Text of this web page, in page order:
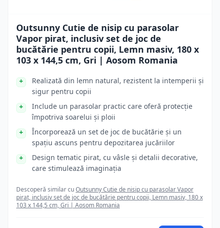
Outsunny Cutie de nisip cu parasolar
Vapor pirat, inclusiv set de joc de
bucătărie pentru copii, Lemn masiv, 180 x
103 x 144,5 cm, Gri | Aosom Romania
Realizată din lemn natural, rezistent la intemperii și
sigur pentru copii
Include un parasolar practic care oferă protecție
împotriva soarelui și ploii
Încorporează un set de joc de bucătărie și un
spațiu ascuns pentru depozitarea jucăriilor
Design tematic pirat, cu vâsle și detalii decorative,
care stimulează imaginația
Descoperă similar cuOutsunny Cutie de nisip cu parasolar Vapor
pirat, inclusiv set de joc de bucătărie pentru copii, Lemn masiv, 180 x
103 x 144,5 cm, Gri | Aosom Romania